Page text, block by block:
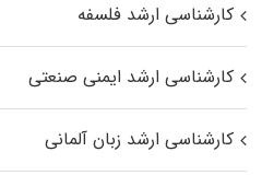
کارشناسی ارشد فلسفه
کارشناسی ارشد ایمنی صنعتی
کارشناسی ارشد زبان آلمانی